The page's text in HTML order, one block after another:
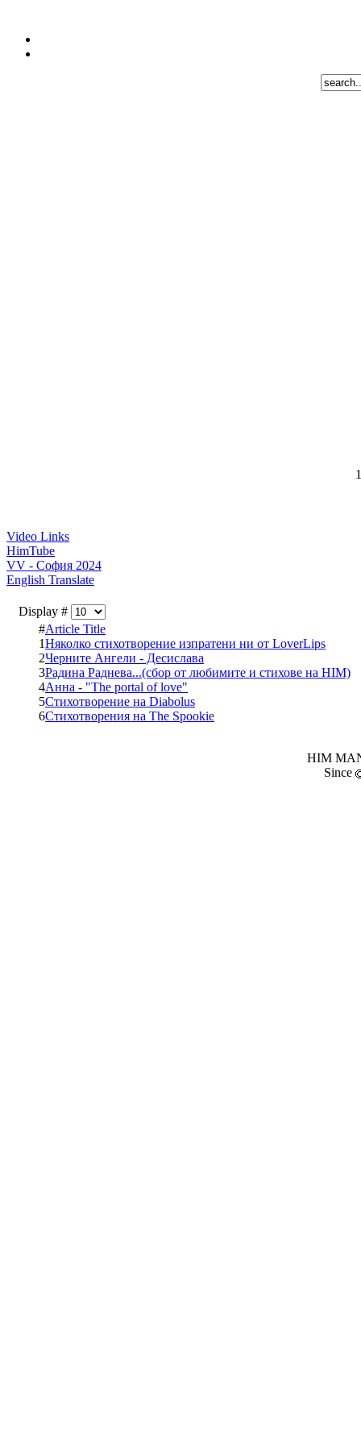
Video Links
HimTube
VV - София 2024
English Translate
Display #
#Article Title
1Няколко стихотворение изпратени ни от LoverLips
2Черните Ангели - Десислава
3Радина Раднева...(сбор от любимите и стихове на HIM)
4Анна - "The portal of love"
5Стихотворение на Diabolus
6Стихотворения на The Spookie
HIM
Since